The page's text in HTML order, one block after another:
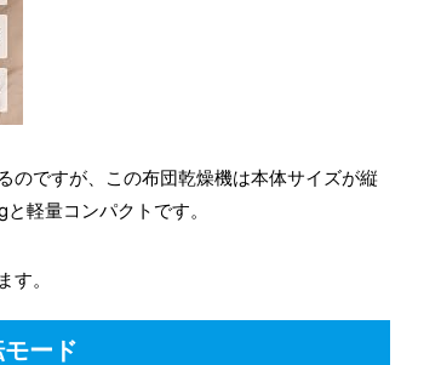
のですが、この布団乾燥機は本体サイズが縦
軽量コンパクトです。
。
ード